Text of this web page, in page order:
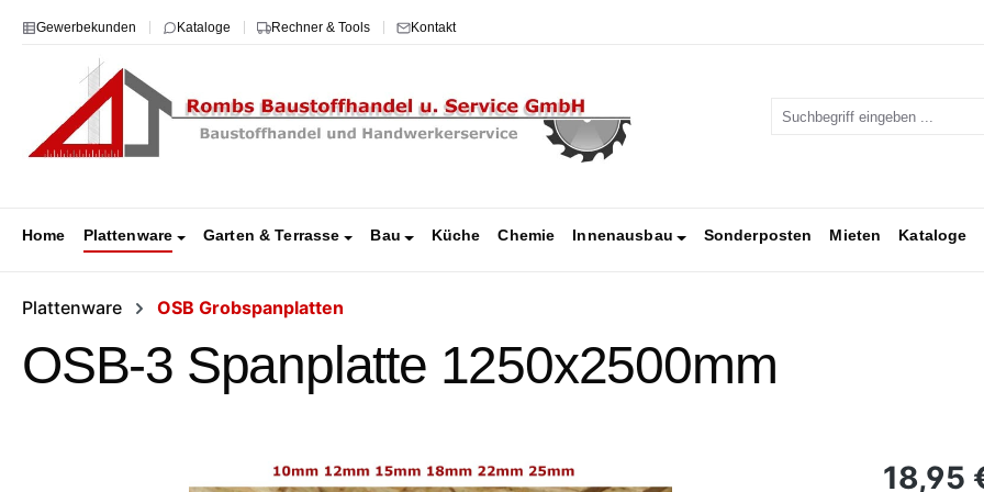
Hauptinhalt springen
Zur Suche springen
Zur Hauptnavigation springen
Gewerbekunden Kataloge Rechner & Tools Kontakt
Home Plattenware Garten & Terrasse Bau Küche Chemie Innenausbau Sonderposten Mieten Kataloge
Plattenware OSB Grobspanplatten
OSB-3 Spanplatte 1250x2500mm
Regulärer
18,95